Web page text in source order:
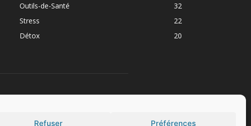
Refuser Préférences
Outils-de-Santé
32
Stress
22
Détox
20